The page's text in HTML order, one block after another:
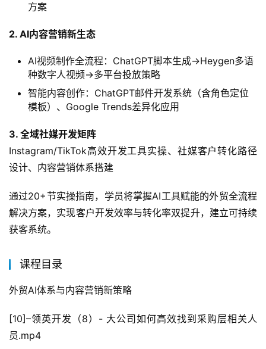
方案
2. AI内容营销新生态
AI视频制作全流程：ChatGPT脚本生成→Heygen多语
种数字人视频→多平台投放策略
智能内容创作：ChatGPT邮件开发系统（含角色定位
模板）、Google Trends差异化应用
3. 全域社媒开发矩阵
Instagram/TikTok高效开发工具实操、社媒客户转化路径
设计、内容营销体系搭建
通过20+节实操指南，学员将掌握AI工具赋能的外贸全流程
解决方案，实现客户开发效率与转化率双提升，建立可持续
获客系统。
课程目录
外贸AI体系与内容营销新策略
[10]–领英开发（8）- 大公司如何高效找到采购层相关人
员.mp4